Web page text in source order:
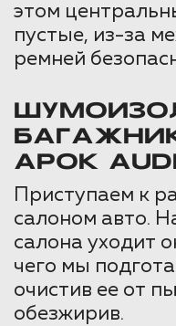
этом
пустые, из-за
ремней
АРОК
Приступаем к
салоном авто.
салона уходит
чего мы
очистив ее от
обезжирив.